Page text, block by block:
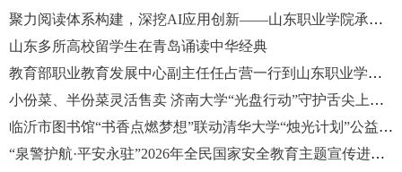
聚力阅读体系构建，深挖AI应用创新——山东职业学院承办2026年山东省高职院校图书馆工作会议
山东多所高校留学生在青岛诵读中华经典
教育部职业教育发展中心副主任任占营一行到山东职业学院调研指导“新双高”改革试点工作
小份菜、半份菜灵活售卖 济南大学“光盘行动”守护舌尖上的文明
临沂市图书馆“书香点燃梦想”联动清华大学“烛光计划”公益助学讲座活动举行
“泉警护航·平安永驻”2026年全民国家安全教育主题宣传进高校特别活动在山东职业学院举办